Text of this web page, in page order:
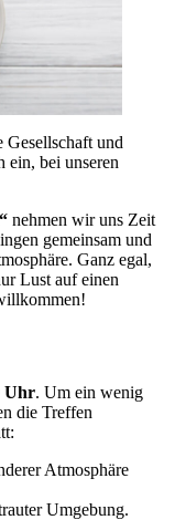
Gesellschaft und
ein, bei unseren
nehmen wir uns Zeit
gemeinsam und
Ganz egal,
Lust auf einen
Uhr. Um ein wenig
die Treffen
Atmosphäre
Umgebung.